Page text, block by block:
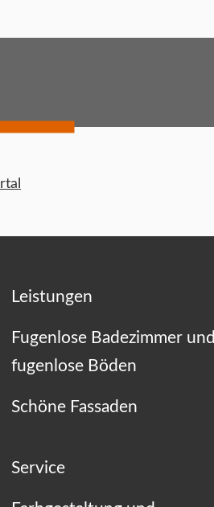
Leistungen
Fugenlose Badezimmer und
fugenlose Böden
Schöne Fassaden
Service